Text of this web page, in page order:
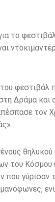
το
φεστιβάλ
Δράμα και
τον
θηλυκού
του Κόσμου
που γύρισαν